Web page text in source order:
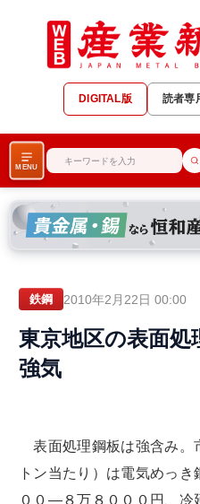
DIGITAL版 読者専
MENU
鉄鋼 2010年2月22日 00:00
東京地区の表面処
強気
表面処理鋼板は強含み。
トン当たり）は電気めっ
００―８万８０００円、冷